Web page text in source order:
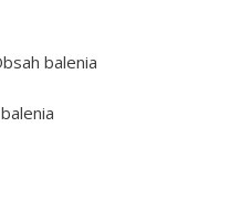
balenia